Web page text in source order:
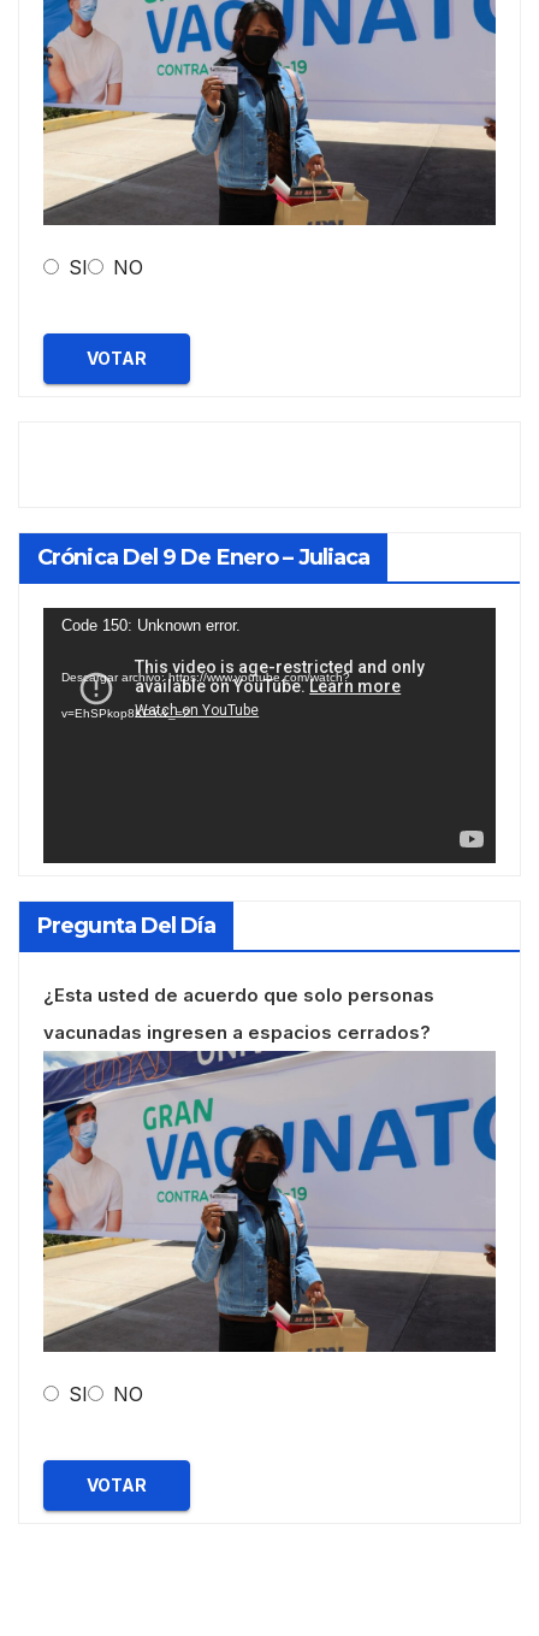
SI NO
VOTAR
Crónica Del 9 De Enero – Juliaca
Reproductor
vídeo
Code 150: Unknown error.
Descargar archivo: https://www.youtube.com/watch?
v=EhSPkop8KPY&_=2
Pregunta Del Día
¿Esta usted de acuerdo que solo personas
vacunadas ingresen a espacios cerrados?
SI NO
VOTAR